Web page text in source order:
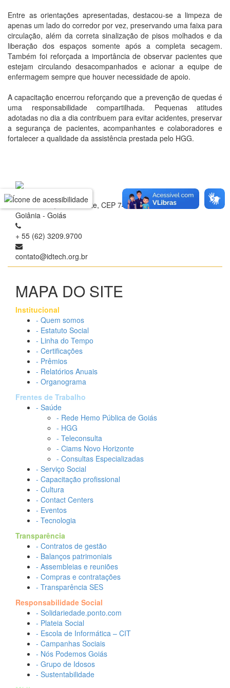
Entre as orientações apresentadas, destacou-se a limpeza de
apenas um lado do corredor por vez, preservando uma faixa para
circulação, além da correta sinalização de pisos molhados e da
liberação dos espaços somente após a completa secagem.
Também foi reforçada a importância de observar pacientes que
estejam circulando desacompanhados e acionar a equipe de
enfermagem sempre que houver necessidade de apoio.
A capacitação encerrou reforçando que a prevenção de quedas é
uma responsabilidade compartilhada. Pequenas atitudes
adotadas no dia a dia contribuem para evitar acidentes, preservar
a segurança de pacientes, acompanhantes e colaboradores e
fortalecer a qualidade da assistência prestada pelo HGG.
Rua 1 nº 60, Setor Oeste, CEP 74.115-040
Goiânia - Goiás
+ 55 (62) 3209.9700
contato@idtech.org.br
MAPA DO SITE
Institucional
- Quem somos
- Estatuto Social
- Linha do Tempo
- Certificações
- Prêmios
- Relatórios Anuais
- Organograma
Frentes de Trabalho
- Saúde
- Rede Hemo Pública de Goiás
- HGG
- Teleconsulta
- Ciams Novo Horizonte
- Consultas Especializadas
- Serviço Social
- Capacitação profissional
- Cultura
- Contact Centers
- Eventos
- Tecnologia
Transparência
- Contratos de gestão
- Balanços patrimoniais
- Assembleias e reuniões
- Compras e contratações
- Transparência SES
Responsabilidade Social
- Solidariedade.ponto.com
- Plateia Social
- Escola de Informática – CIT
- Campanhas Sociais
- Nós Podemos Goiás
- Grupo de Idosos
- Sustentabilidade